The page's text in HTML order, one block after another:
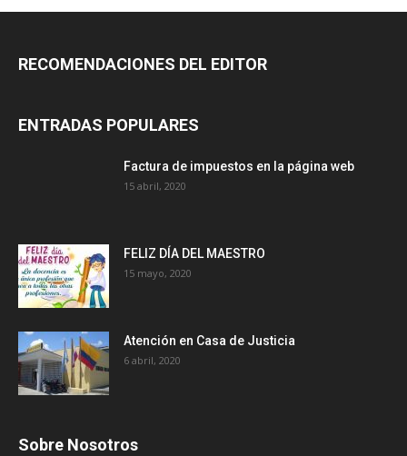
RECOMENDACIONES DEL EDITOR
ENTRADAS POPULARES
Factura de impuestos en la página web
15 abril, 2020
FELIZ DÍA DEL MAESTRO
15 mayo, 2020
Atención en Casa de Justicia
6 abril, 2020
Sobre Nosotros